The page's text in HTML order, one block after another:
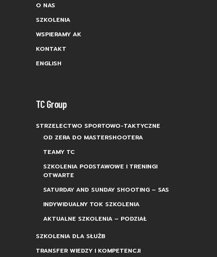
O NAS
SZKOLENIA
WSPIERAMY AK
KONTAKT
ENGLISH
TC Group
STRZELECTWO SPORTOWO-TAKTYCZNE
OD ZERA DO MASTERSHOOTERA
TEAMY TC
SZKOLENIA PODSTAWOWE I TRENINGI
OTWARTE
SATURDAY AND SUNDAY SHOOTING – SAS
INDYWIDUALNY TOK SZKOLENIA
AKTUALNE SZKOLENIA – PODZIAŁ
SZKOLENIA DLA SŁUŻB
TRANSFER WIEDZY I KOMPETENCJI